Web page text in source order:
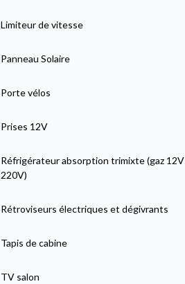
Limiteur de vitesse
Panneau Solaire
Porte vélos
Prises 12V
Réfrigérateur absorption trimixte (gaz 12V
220V)
Rétroviseurs électriques et dégivrants
Tapis de cabine
TV salon